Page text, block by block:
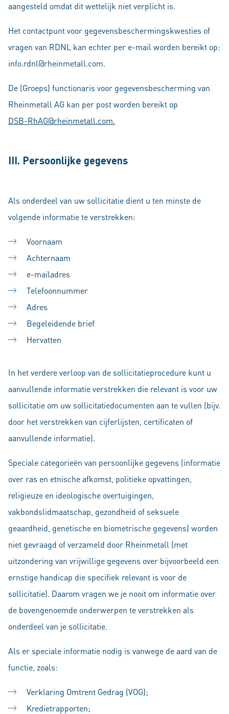
aangesteld omdat dit wettelijk niet verplicht is.
Het contactpunt voor gegevensbeschermingskwesties of
vragen van RDNL kan echter per e-mail worden bereikt op:
info.rdnl@rheinmetall.com.
De (Groeps) functionaris voor gegevensbescherming van
Rheinmetall AG kan per post worden bereikt op
DSB-RhAG@rheinmetall.com.
III. Persoonlijke gegevens
Als onderdeel van uw sollicitatie dient u ten minste de
volgende informatie te verstrekken:
Voornaam
Achternaam
e-mailadres
Telefoonnummer
Adres
Begeleidende brief
Hervatten
In het verdere verloop van de sollicitatieprocedure kunt u
aanvullende informatie verstrekken die relevant is voor uw
sollicitatie om uw sollicitatiedocumenten aan te vullen (bijv.
door het verstrekken van cijferlijsten, certificaten of
aanvullende informatie).
Speciale categorieën van persoonlijke gegevens (informatie
over ras en etnische afkomst, politieke opvattingen,
religieuze en ideologische overtuigingen,
vakbondslidmaatschap, gezondheid of seksuele
geaardheid, genetische en biometrische gegevens) worden
niet gevraagd of verzameld door Rheinmetall (met
uitzondering van vrijwillige gegevens over bijvoorbeeld een
ernstige handicap die specifiek relevant is voor de
sollicitatie). Daarom vragen we je nooit om informatie over
de bovengenoemde onderwerpen te verstrekken als
onderdeel van je sollicitatie.
Als er speciale informatie nodig is vanwege de aard van de
functie, zoals:
Verklaring Omtrent Gedrag (VOG);
Kredietrapporten;